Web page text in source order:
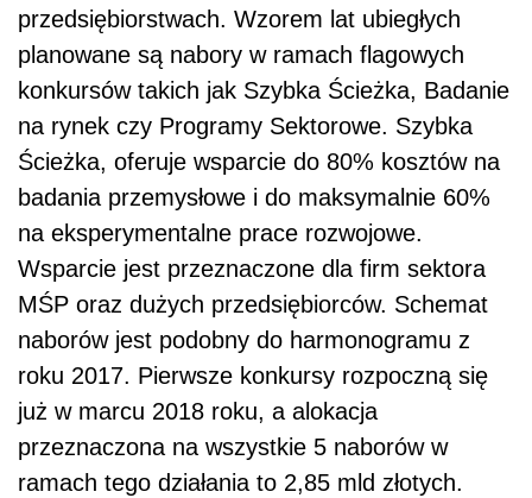
przedsiębiorstwach. Wzorem lat ubiegłych
planowane są nabory w ramach flagowych
konkursów takich jak Szybka Ścieżka, Badanie
na rynek czy Programy Sektorowe. Szybka
Ścieżka, oferuje wsparcie do 80% kosztów na
badania przemysłowe i do maksymalnie 60%
na eksperymentalne prace rozwojowe.
Wsparcie jest przeznaczone dla firm sektora
MŚP oraz dużych przedsiębiorców. Schemat
naborów jest podobny do harmonogramu z
roku 2017. Pierwsze konkursy rozpoczną się
już w marcu 2018 roku, a alokacja
przeznaczona na wszystkie 5 naborów w
ramach tego działania to 2,85 mld złotych.